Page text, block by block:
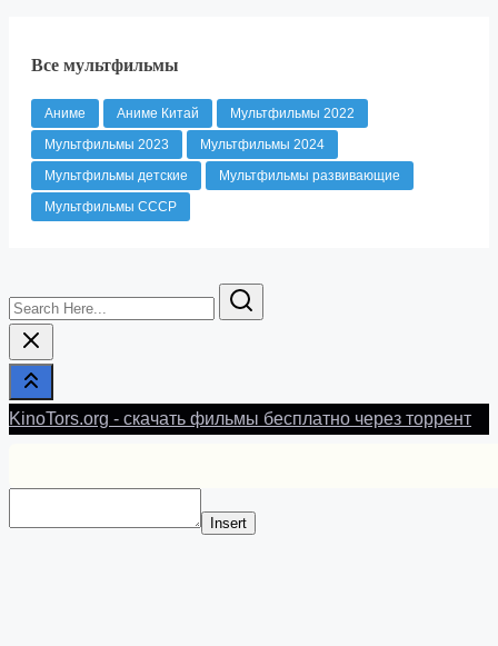
Все мультфильмы
Аниме Аниме Китай
Мультфильмы 2022
Мультфильмы 2023
Мультфильмы 2024
Мультфильмы детские
Мультфильмы развивающие
Мультфильмы СССР
Search
Here...
KinoTors.org - скачать фильмы бесплатно через торрент
Insert